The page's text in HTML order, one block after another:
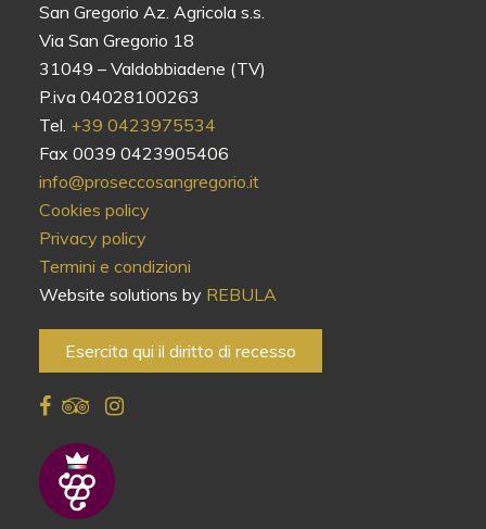
San Gregorio Az. Agricola s.s.
Via San Gregorio 18
31049 – Valdobbiadene (TV)
P.iva 04028100263
Tel. +39 0423975534
Fax 0039 0423905406
info@proseccosangregorio.it
Cookies policy
Privacy policy
Termini e condizioni
Website solutions by REBULA
Esercita qui il diritto di recesso